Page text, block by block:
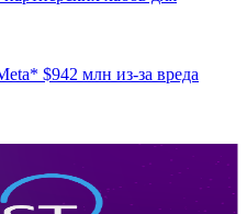
$942 млн из-за вреда